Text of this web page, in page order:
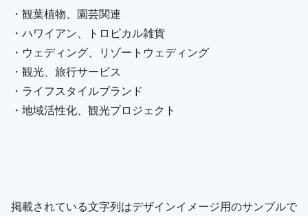
・観葉植物、園芸関連
・ハワイアン、トロピカル雑貨
・ウェディング、リゾートウェディング
・観光、旅行サービス
・ライフスタイルブランド
・地域活性化、観光プロジェクト
掲載されている文字列はデザインイメージ用のサンプルで